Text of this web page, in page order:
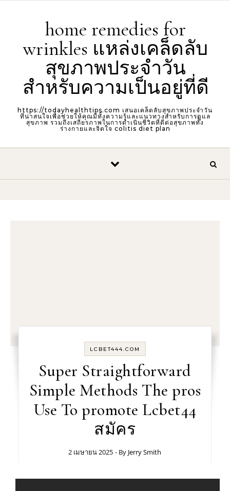
home remedies for
wrinkles แหล่งเคล็ดลับ
สุขภาพประจำวัน
สำหรับความเป็นอยู่ที่ดี
https://todayhealthtips.com เสนอเคล็ดลับสุขภาพประจำวัน
ที่น่าสนใจเพื่อช่วยให้คุณมีทั้งความรู้และแนวทางสำหรับการดูแล
สุขภาพ รวมถึงเสถียรภาพในการดำเนินชีวิตที่ดีต่อสุขภาพทั้ง
ร่างกายและจิตใจ colitis diet plan
LCBET444.COM
Super Straightforward
Simple Methods The pros
Use To promote Lcbet44
สมัคร
2 เมษายน 2025 - By Jerry Smith